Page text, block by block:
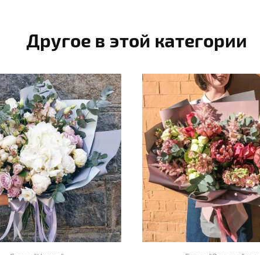
Другое в этой категории